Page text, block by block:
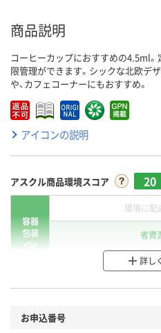
商品説明
コーヒーカップにおすすめの4.5ml
限管理ができます。シックな北欧デ
や、カフェコーナーにもおすすめ。
アイコンの説明
アスクル商品環境スコア 20
容器
包装
環境に配
省資
分別・リ
本体
詳し
お申込番号